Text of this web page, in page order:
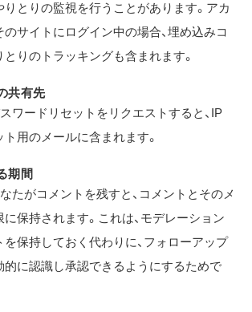
りとりの監視を行うことがあります。アカ
サイトにログイン中の場合、埋め込みコ
りのトラッキングも含まれます。
共有先
ワードリセットをリクエストすると、IP
用のメールに含まれます。
期間
たがコメントを残すと、コメントとそのメ
保持されます。これは、モデレーション
保持しておく代わりに、フォローアップ
的に認識し承認できるようにするためで